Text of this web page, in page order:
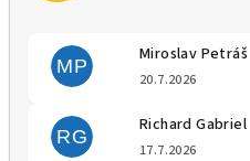
MP
Miroslav Petráš
20.7.2026
RG
Richard Gabriel
17.7.2026